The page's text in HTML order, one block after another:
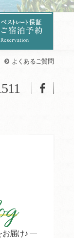
よくあるご質問
お届け♪